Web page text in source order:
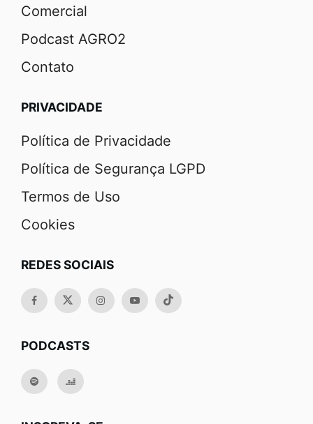
Comercial
Podcast AGRO2
Contato
PRIVACIDADE
Política de Privacidade
Política de Segurança LGPD
Termos de Uso
Cookies
REDES SOCIAIS
PODCASTS